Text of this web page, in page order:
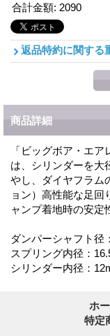
合計金額: 2090
返品特約に関する
商品詳細
「ビッグボア・エ
は、シリンダーを大
やし、ダイヤフラム
ョン）高性能な足回
ャンプ着地時の安定
ダンパーシャフト径
スプリング内径：
シリンダー内径：
ホ
特定